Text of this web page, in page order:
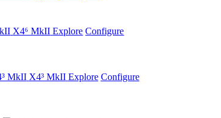
X4⁶ MkII Explore Configure
X4³ MkII Explore Configure